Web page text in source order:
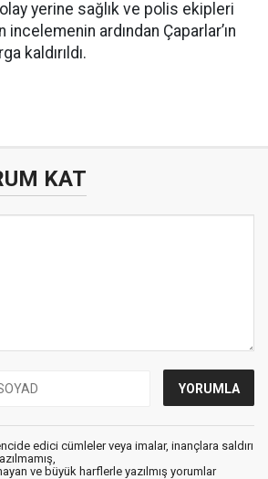
yerine sağlık ve polis ekipleri
incelemenin ardından Çaparlar’ın
kaldırıldı.
KAT
edici cümleler veya imalar, inançlara saldırı
ve büyük harflerle yazılmış yorumlar